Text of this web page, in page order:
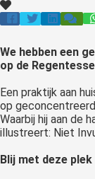
We hebben een
op de
Een praktijk aan
op
Waarbij hij aan de
illustreert: Niet
Blij met deze plek